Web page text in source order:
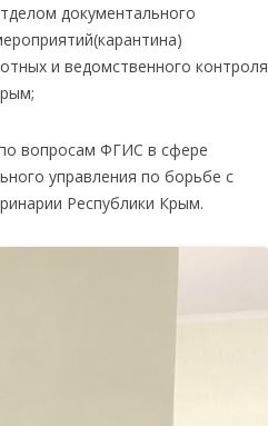
документального
и ведомственного контроля
вопросам ФГИС в сфере
управления по борьбе с
Республики Крым.